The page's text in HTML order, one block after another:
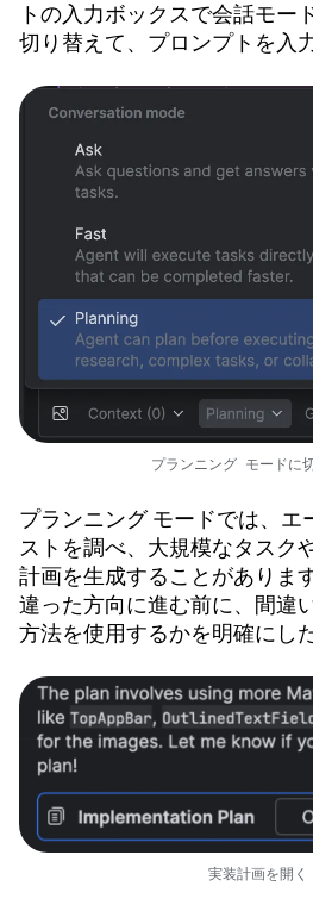
トの入力ボックスで会話モー
切り替えて、プロンプトを入
プランニング モードに
プランニング モードでは、エ
ストを調べ、大規模なタスク
計画を生成することがありま
違った方向に進む前に、間違
方法を使用するかを明確にし
実装計画を開